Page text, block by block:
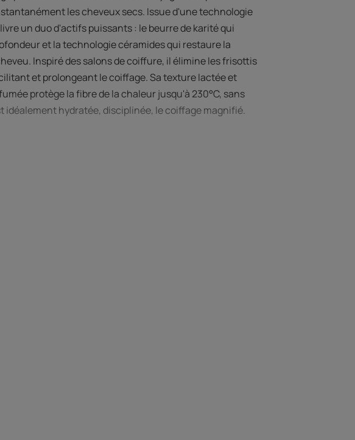
les cheveux secs. Issue d'une technologie
un duo d'actifs puissants : le beurre de karité qui
et la technologie céramides qui restaure la
Inspiré des salons de coiffure, il élimine les frisottis
et prolongeant le coiffage. Sa texture lactée et
protège la fibre de la chaleur jusqu'à 230°C, sans
idéalement hydratée, disciplinée, le coiffage magnifié.